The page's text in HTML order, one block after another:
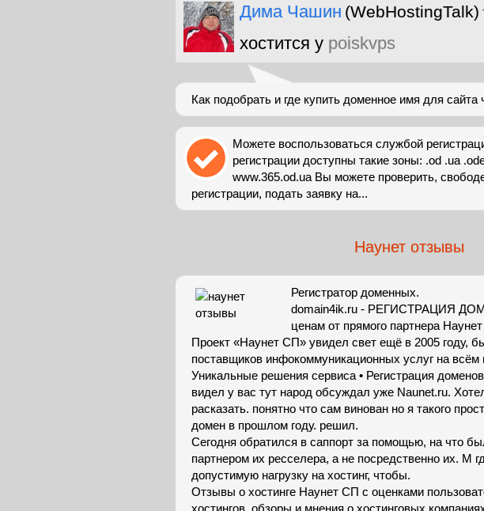
Дима Чашин (WebHostingTalk)
хостится у poiskvps
Как подобрать и где купить доменное имя для
Можете воспользоваться службой
регистрации доступны такие зоны: .od .ua
www.365.od.ua Вы можете проверить,
регистрации, подать заявку на...
Наунет отзывы
Регистратор доменных.
domain4ik.ru - РЕГИСТРАЦИЯ
ценам от прямого партнера
Проект «Наунет СП» увидел свет ещё в 2005 году,
поставщиков инфокоммуникационных услуг на всём
Уникальные решения сервиса • Регистрация
видел у вас тут народ обсуждал уже Naunet.ru.
расказать. понятно что сам винован но я такого
домен в прошлом году. решил.
Сегодня обратился в саппорт за помощью, на что
партнером их ресселера, а не посредственно их. M
допустимую нагрузку на хостинг, чтобы.
Отзывы о хостинге Наунет СП с оценками
хостингов, обзоры и мнения о хостинговых